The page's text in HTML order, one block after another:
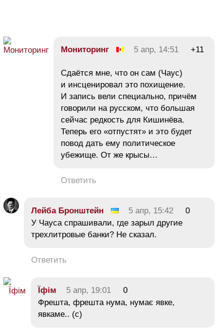
Мониторинг 5 апр, 14:51 +11
Сдаётся мне, что он сам (Чаус)
и инсценировал это похищение.
И запись вели специально, причём
говорили на русском, что большая
сейчас редкость для Кишинёва.
Теперь его «отпустят» и это будет
повод дать ему политическое
убежище. От же крысы…
Ответить
Лейба Бронштейн 5 апр, 15:42
0
У Чауса спрашивали, где зарыл другие
трехлитровые банки? Не сказал.
Ответить
Їфім 5 апр, 19:01
0
Фрешта, фрешта нума, нумає явке,
явкаме.. (с)